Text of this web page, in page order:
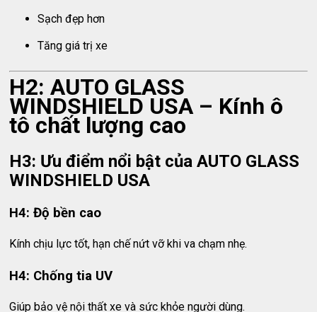
Sạch đẹp hơn
Tăng giá trị xe
H2: AUTO GLASS
WINDSHIELD USA – Kính ô
tô chất lượng cao
H3: Ưu điểm nổi bật của AUTO GLASS
WINDSHIELD USA
H4: Độ bền cao
Kính chịu lực tốt, hạn chế nứt vỡ khi va chạm nhẹ.
H4: Chống tia UV
Giúp bảo vệ nội thất xe và sức khỏe người dùng.